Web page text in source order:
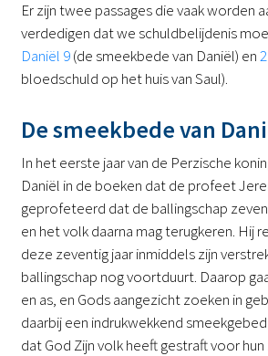
Er zijn twee passages die vaak worden
verdedigen dat we schuldbelijdenis
Daniël 9(de smeekbede van Daniël) en
bloedschuld op het huis van Saul).
De smeekbede van
In het eerste jaar van de Perzische
Daniël in de boeken dat de profeet
geprofeteerd dat de ballingschap
en het volk daarna mag terugkeren. Hij
deze zeventig jaar inmiddels zijn
ballingschap nog voortduurt. Daarop
en as, en Gods aangezicht zoeken in
daarbij een indrukwekkend
dat God Zijn volk heeft gestraft voor hun